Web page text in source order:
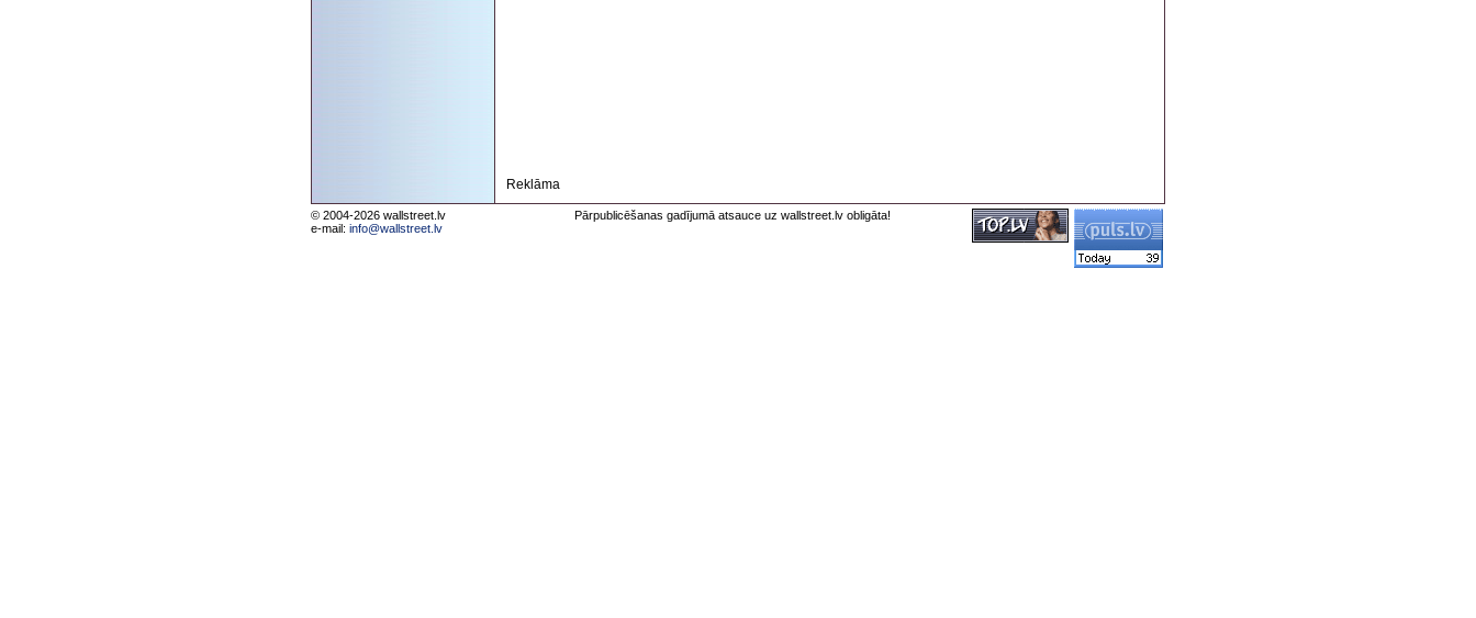
Reklāma
© 2004-2026 wallstreet.lv
e-mail: info@wallstreet.lv
Pārpublicēšanas gadījumā atsauce uz wallstreet.lv obligāta!